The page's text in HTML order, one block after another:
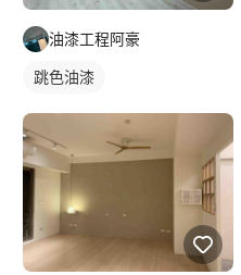
油漆工程阿豪
跳色油漆